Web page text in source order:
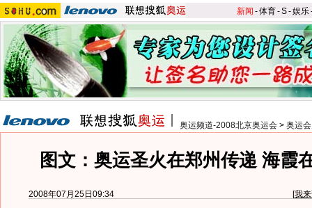
新闻 -体育-S-娱乐
奥运频道-2008北京奥运会 > 奥运
图文：奥运圣火在郑州传递 海霞
2008年07月25日09:34 [我